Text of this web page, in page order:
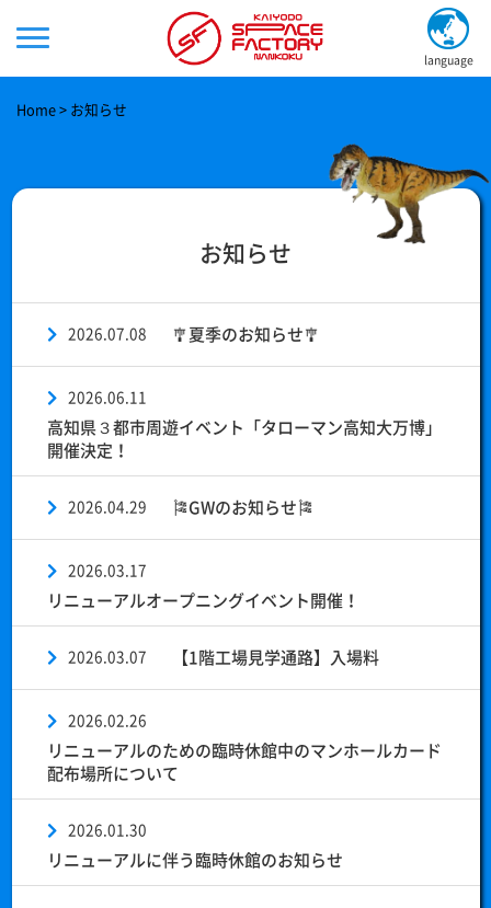
language
Home お知らせ
お知らせ
2026.07.08 🎐夏季のお知らせ🎐
2026.06.11
高知県３都市周遊イベント「タローマン高知大万博」
開催決定！
2026.04.29 🎏GWのお知らせ🎏
2026.03.17
リニューアルオープニングイベント開催！
2026.03.07 【1階工場見学通路】入場料
2026.02.26
リニューアルのための臨時休館中のマンホールカード
配布場所について
2026.01.30
リニューアルに伴う臨時休館のお知らせ